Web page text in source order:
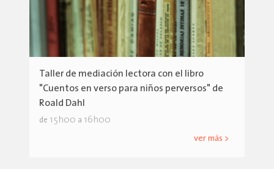
Taller de mediación lectora con el libro
"Cuentos en verso para niños perversos" de
Roald Dahl
de 15h00 a 16h00
ver más >